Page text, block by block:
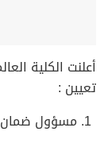
أعلنت الكلية
تعيين :
مسؤول ضمان